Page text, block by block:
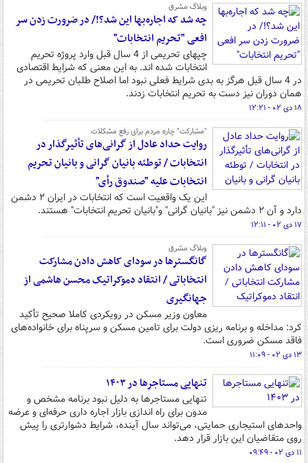
وبلاگ مشرق
چه شد که اجاره‌بها این شد؟!/ در ضرورت زدن سر
افعی "تحریم انتخابات"
چپهای تحریمی از 4 سال قبل وارد پروژه تحریم
انتخابات شده اند. به این معنی که شرایط اقتصادی
در 4 سال قبل هرگز به بدی شرایط فعلی نبود اما اصلاح طلبان تحریمی در
همان دوران نیز دست به تحریم انتخابات زدند.
۱۸ دی ۰۲ - ۱۲:۲۱
"مشارکت" چاره مردم برای رفع مشکلات
روایت حداد عادل از گرانی‌های تأثیرگذار در
انتخابات / توطئه بانیان گرانی و بانیان تحریم
انتخابات علیه "صندوق رأی"
این یک واقعیت است که انتخابات در ایران ۲ دشمن
دارد و آن ۲ دشمن نیز "بانیان گرانی" و"بانیان تحریم انتخابات" هستند.
۱۷ دی ۰۲ - ۱۲:۱۱
وبلاگ مشرق
گانگسترها در سودای کاهش دادن مشارکت
انتخاباتی / انتقاد دموکراتیک محسن هاشمی از
جهانگیری
معاون وزیر مسکن در رویکردی کاملا صحیح تأکید
کرد: مداخله و برنامه ریزی دولت برای تامین مسکن و سرپناه برای خانواده‌های
فاقد مسکن ضروری است.
۱۳ دی ۰۲ - ۱۱:۰۹
تنهایی مستاجرها در ۱۴۰۳
تنهایی مستاجرها به دلیل نبود برنامه مشخص و
مدون برای راه اندازی بازار اجاره داری حرفه‌ای و عرضه
واحدهای استیجاری حمایتی، می‌تواند سال آینده، شرایط دشوارتری را پیش
روی متقاضیان این بازار قرار دهد.
۱۱ دی ۰۲ - ۰۹:۴۹